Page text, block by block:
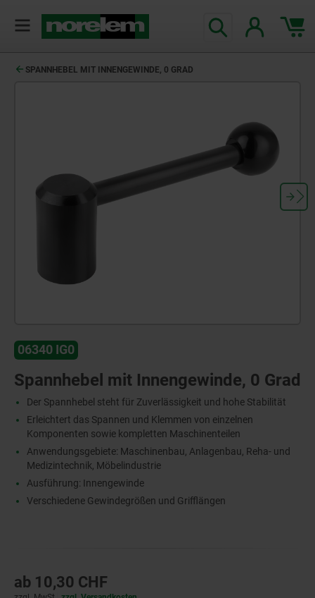
SPANNHEBEL MIT INNENGEWINDE, 0 GRAD
06340 IG0
Spannhebel mit Innengewinde, 0 Grad
Der Spannhebel steht für Zuverlässigkeit und hohe Stabilität
Erleichtert das Spannen und Klemmen von einzelnen
Komponenten sowie kompletten Maschinenteilen
Anwendungsgebiete: Maschinenbau, Anlagenbau, Reha- und
Medizintechnik, Möbelindustrie
Ausführung: Innengewinde
Verschiedene Gewindegrößen und Grifflängen
ab 10,30 CHF